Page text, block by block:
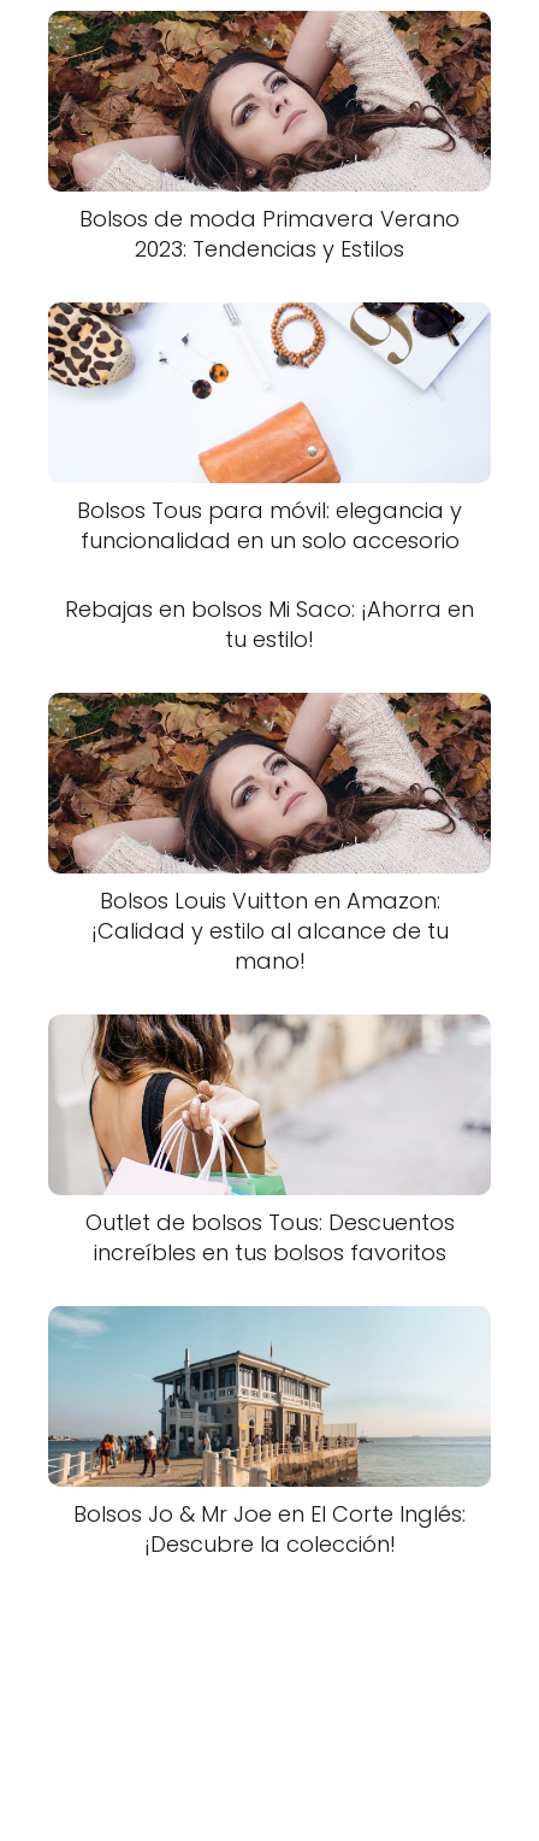
Bolsos de moda Primavera Verano
2023: Tendencias y Estilos
Bolsos Tous para móvil: elegancia y
funcionalidad en un solo accesorio
Rebajas en bolsos Mi Saco: ¡Ahorra en
tu estilo!
Bolsos Louis Vuitton en Amazon:
¡Calidad y estilo al alcance de tu
mano!
Outlet de bolsos Tous: Descuentos
increíbles en tus bolsos favoritos
Bolsos Jo & Mr Joe en El Corte Inglés:
¡Descubre la colección!